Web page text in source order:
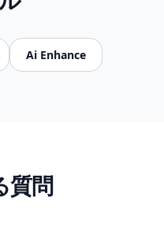
Ai Enhance
質問